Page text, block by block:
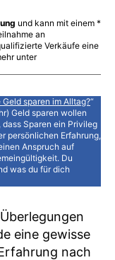
und kann mit einem *
an
Verkäufe eine
unter
Geld sparen im Alltag?“
Geld sparen wollen
Sparen ein Privileg
persönlichen Erfahrung,
Anspruch auf
Du
was du für dich
eine gewisse
nach